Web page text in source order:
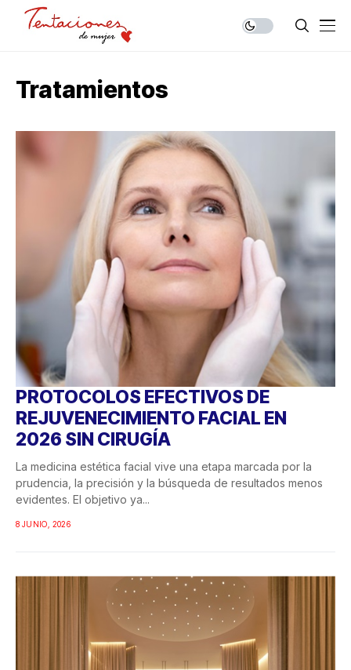
Tratamientos
PROTOCOLOS EFECTIVOS DE
REJUVENECIMIENTO FACIAL EN
2026 SIN CIRUGÍA
La medicina estética facial vive una etapa marcada por la
prudencia, la precisión y la búsqueda de resultados menos
evidentes. El objetivo ya...
8 JUNIO, 2026